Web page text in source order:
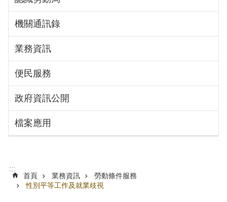
庇
護
工
場
進
訊
息
公
識
機關通訊錄
業務資訊
便民服務
政府資訊公開
檔案應用
:::
首頁 業務資訊
勞動條件服務
性別平等工作及就業歧視